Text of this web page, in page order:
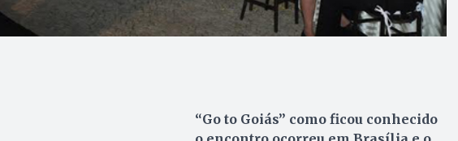
“Go to Goiás” como ficou conhecido